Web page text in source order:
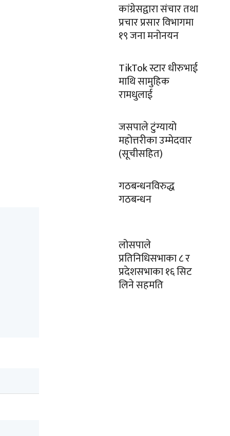
कांग्रेसद्वारा संचार तथा
प्रचार प्रसार विभागमा
१९ जना मनोनयन
TikTok स्टार धीरुभाई
माथि सामुहिक
रामधुलाई
जसपाले टुंग्यायो
महोत्तरीका उम्मेदवार
(सूचीसहित)
गठबन्धनविरुद्ध
गठबन्धन
लोसपाले
प्रतिनिधिसभाका ८ र
प्रदेशसभाका १६ सिट
लिने सहमति